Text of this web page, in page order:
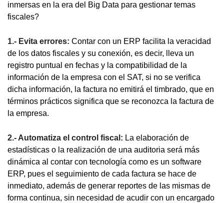
inmersas en la era del Big Data para gestionar temas
fiscales?
1.- Evita errores: Contar con un ERP facilita la veracidad
de los datos fiscales y su conexión, es decir, lleva un
registro puntual en fechas y la compatibilidad de la
información de la empresa con el SAT, si no se verifica
dicha información, la factura no emitirá el timbrado, que en
términos prácticos significa que se reconozca la factura de
la empresa.
2.- Automatiza el control fiscal: La elaboración de
estadísticas o la realización de una auditoria será más
dinámica al contar con tecnología como es un software
ERP, pues el seguimiento de cada factura se hace de
inmediato, además de generar reportes de las mismas de
forma continua, sin necesidad de acudir con un encargado